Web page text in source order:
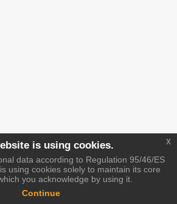
is using cookies.
data according to Regulation 95/46/ES
using cookies solely to maintain its core
you acknowledge by using it.
Continue
x